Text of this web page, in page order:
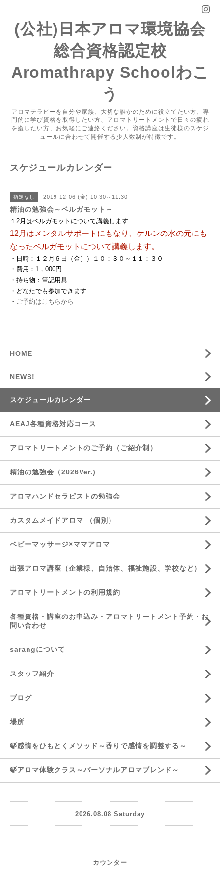
(公社)日本アロマ環境協会
総合資格認定校
Aromathrapy Schoolわこ
う
アロマテラピーを自分や家族、大切な誰かのために役立てたい方、専
門的に学び資格を取得したい方、アロマトリートメントで日々の疲れ
を癒したい方、お気軽にご連絡ください。資格講座は生徒様のスケジ
ュールに合わせて開催する少人数制が特徴です。
スケジュールカレンダー
指定なし 2019-12-06 (金) 10:30～11:30
精油の勉強会～ベルガモット～
１2月はベルガモットについて講義します
12月はメンタルサポートにもなり、ケルンの水の元にも
なったベルガモットについて講義します。
・日時：１２月６日（金））１０：３０～１１：３０
・費用：1，000円
・持ち物：筆記用具
・どなたでも参加できます
・ ご予約はこちらから
HOME
NEWS!
スケジュールカレンダー
AEAJ各種資格対応コース
アロマトリートメントのご予約（ご紹介制）
精油の勉強会（2026Ver.)
アロマハンドセラピストの勉強会
カスタムメイドアロマ （個別）
ベビーマッサージ×ママアロマ
出張アロマ講座（企業様、自治体、福祉施設、学校など）
アロマトリートメントの利用規約
各種資格・講座のお申込み・アロマトリートメント予約・お
問い合わせ
sarangについて
スタッフ紹介
ブログ
場所
🍃感情をひもとくメソッド～香りで感情を調整する～
🍃アロマ体験クラス～パーソナルアロマブレンド～
2026.08.08 Saturday
カウンター